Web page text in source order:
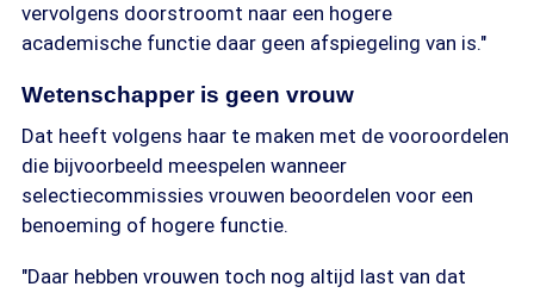
vervolgens doorstroomt naar een hogere
academische functie daar geen afspiegeling van is."
Wetenschapper is geen vrouw
Dat heeft volgens haar te maken met de vooroordelen
die bijvoorbeeld meespelen wanneer
selectiecommissies vrouwen beoordelen voor een
benoeming of hogere functie.
"Daar hebben vrouwen toch nog altijd last van dat